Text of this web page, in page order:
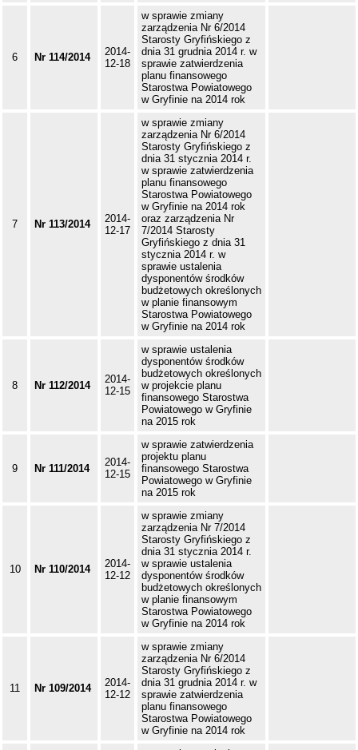
6 Nr 114/2014
2014-
12-18
w sprawie zmiany
zarządzenia Nr 6/2014
Starosty Gryfińskiego z
dnia 31 grudnia 2014 r. w
sprawie zatwierdzenia
planu finansowego
Starostwa Powiatowego
w Gryfinie na 2014 rok
7 Nr 113/2014
2014-
12-17
w sprawie zmiany
zarządzenia Nr 6/2014
Starosty Gryfińskiego z
dnia 31 stycznia 2014 r.
w sprawie zatwierdzenia
planu finansowego
Starostwa Powiatowego
w Gryfinie na 2014 rok
oraz zarządzenia Nr
7/2014 Starosty
Gryfińskiego z dnia 31
stycznia 2014 r. w
sprawie ustalenia
dysponentów środków
budżetowych określonych
w planie finansowym
Starostwa Powiatowego
w Gryfinie na 2014 rok
8 Nr 112/2014
2014-
12-15
w sprawie ustalenia
dysponentów środków
budżetowych określonych
w projekcie planu
finansowego Starostwa
Powiatowego w Gryfinie
na 2015 rok
9 Nr 111/2014
2014-
12-15
w sprawie zatwierdzenia
projektu planu
finansowego Starostwa
Powiatowego w Gryfinie
na 2015 rok
10 Nr 110/2014
2014-
12-12
w sprawie zmiany
zarządzenia Nr 7/2014
Starosty Gryfińskiego z
dnia 31 stycznia 2014 r.
w sprawie ustalenia
dysponentów środków
budżetowych określonych
w planie finansowym
Starostwa Powiatowego
w Gryfinie na 2014 rok
11 Nr 109/2014
2014-
12-12
w sprawie zmiany
zarządzenia Nr 6/2014
Starosty Gryfińskiego z
dnia 31 grudnia 2014 r. w
sprawie zatwierdzenia
planu finansowego
Starostwa Powiatowego
w Gryfinie na 2014 rok